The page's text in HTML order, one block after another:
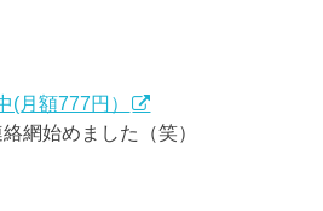
(月額777円）
網始めました（笑）